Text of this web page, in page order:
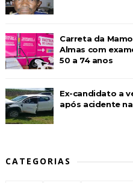
Carreta da
Almas com
50 a 74 anos
Ex-candidato a
após acidente na
CATEGORIAS